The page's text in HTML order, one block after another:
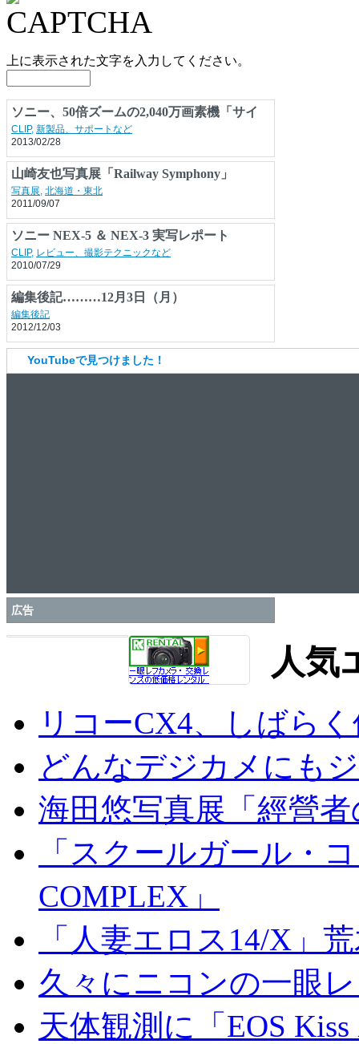
上に表示された文字を入力してください。
ソニー、50倍ズームの2,040万画素機「サイ
バーショットDSC-HX300」
CLIP, 新製品、サポートなど
2013/02/28
山崎友也写真展「Railway Symphony」
写真展, 北海道・東北
2011/09/07
ソニー NEX-5 ＆ NEX-3 実写レポート
CLIP, レビュー、撮影テクニックなど
2010/07/29
編集後記………12月3日（月）
編集後記
2012/12/03
YouTubeで見つけました！
広告
人気
リコーCX4、しばら
どんなデジカメにも
海田悠写真展「經營
「スクールガール・
COMPLEX」
「人妻エロス14/X」
久々にニコンの一眼
天体観測に「EOS